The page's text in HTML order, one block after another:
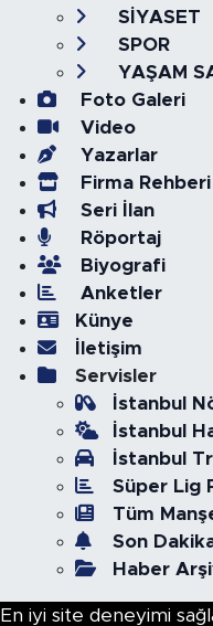
SİYASET
SPOR
YAŞAM
Foto Galeri
Video
Yazarlar
Firma Rehberi
Seri İlan
Röportaj
Biyografi
Anketler
Künye
İletişim
Servisler
İstanbul
İstanbul
İstanbul
Süper Lig
Tüm
Son
Haber
En iyi site deneyimi